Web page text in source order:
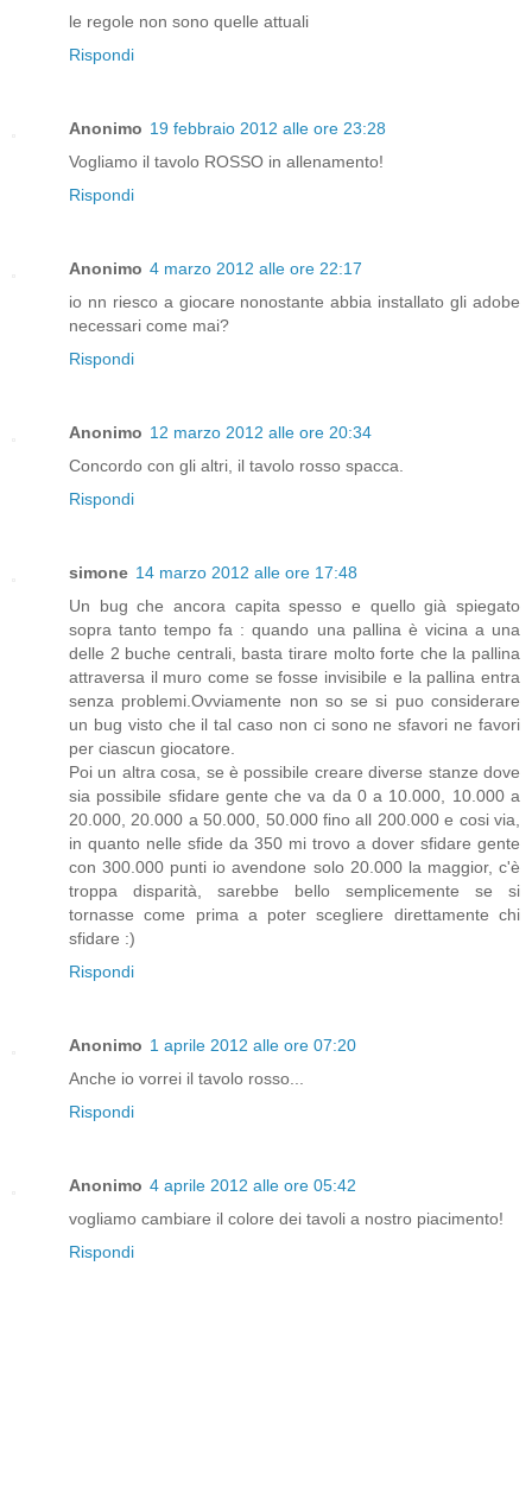
le regole non sono quelle attuali
Rispondi
Anonimo 19 febbraio 2012 alle ore 23:28
Vogliamo il tavolo ROSSO in allenamento!
Rispondi
Anonimo 4 marzo 2012 alle ore 22:17
io nn riesco a giocare nonostante abbia installato gli adobe
necessari come mai?
Rispondi
Anonimo 12 marzo 2012 alle ore 20:34
Concordo con gli altri, il tavolo rosso spacca.
Rispondi
simone 14 marzo 2012 alle ore 17:48
Un bug che ancora capita spesso e quello già spiegato
sopra tanto tempo fa : quando una pallina è vicina a una
delle 2 buche centrali, basta tirare molto forte che la pallina
attraversa il muro come se fosse invisibile e la pallina entra
senza problemi.Ovviamente non so se si puo considerare
un bug visto che il tal caso non ci sono ne sfavori ne favori
per ciascun giocatore.
Poi un altra cosa, se è possibile creare diverse stanze dove
sia possibile sfidare gente che va da 0 a 10.000, 10.000 a
20.000, 20.000 a 50.000, 50.000 fino all 200.000 e cosi via,
in quanto nelle sfide da 350 mi trovo a dover sfidare gente
con 300.000 punti io avendone solo 20.000 la maggior, c'è
troppa disparità, sarebbe bello semplicemente se si
tornasse come prima a poter scegliere direttamente chi
sfidare :)
Rispondi
Anonimo 1 aprile 2012 alle ore 07:20
Anche io vorrei il tavolo rosso...
Rispondi
Anonimo 4 aprile 2012 alle ore 05:42
vogliamo cambiare il colore dei tavoli a nostro piacimento!
Rispondi